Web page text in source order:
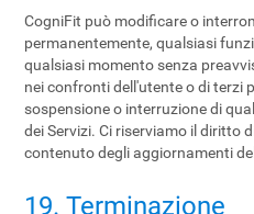
CogniFit può modificare o
permanentemente, qualsiasi
qualsiasi momento senza
nei confronti dell'utente o di terzi
sospensione o interruzione di
dei Servizi. Ci riserviamo il diritto
contenuto degli aggiornamenti
19. Terminazione